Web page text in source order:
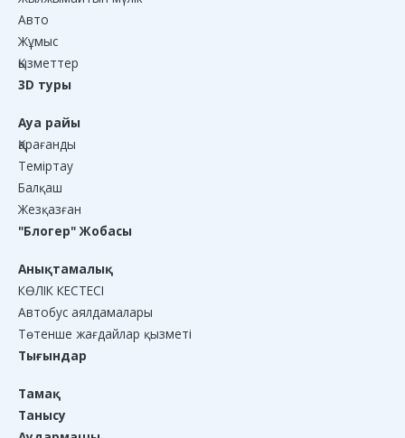
Авто
Жұмыс
Қызметтер
3D туры
Ауа райы
Қарағанды
Теміртау
Балқаш
Жезқазған
"Блогер" Жобасы
Анықтамалық
КӨЛІК КЕСТЕСІ
Автобус аялдамалары
Төтенше жағдайлар қызметі
Тығындар
Тамақ
Танысу